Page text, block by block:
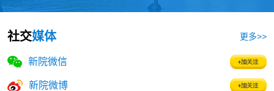
社交媒体 更多>>
新院微信
新院微博